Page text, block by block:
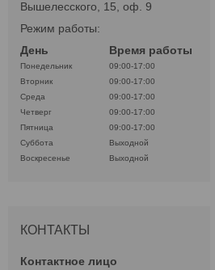
Вышелесского, 15, оф. 9
Режим работы:
День
Время работы
Понедельник
09:00-17:00
Вторник
09:00-17:00
Среда
09:00-17:00
Четверг
09:00-17:00
Пятница
09:00-17:00
Суббота
Выходной
Воскресенье
Выходной
КОНТАКТЫ